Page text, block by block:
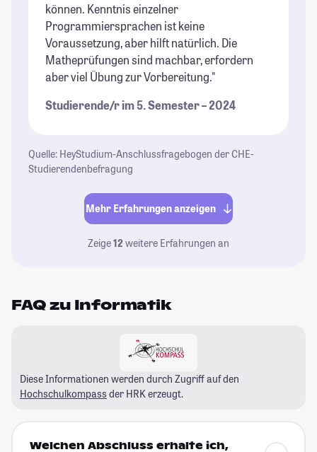
können. Kenntnis einzelner
Programmiersprachen ist keine
Voraussetzung, aber hilft natürlich. Die
Matheprüfungen sind machbar, erfordern
aber viel Übung zur Vorbereitung."
Studierende/r im 5. Semester – 2024
Quelle: HeyStudium-Anschlussfragebogen der CHE-
Studierendenbefragung
Mehr Erfahrungen anzeigen
Zeige12weitere Erfahrungen an
FAQ zu Informatik
Diese Informationen werden durch Zugriff auf den
Hochschulkompass der HRK erzeugt.
Welchen Abschluss erhalte ich,